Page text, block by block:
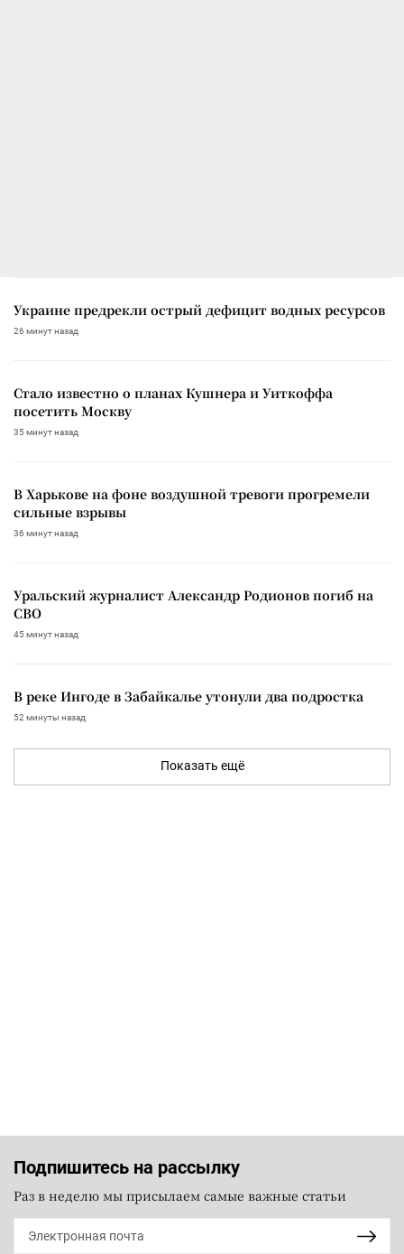
Украине предрекли острый дефицит водных ресурсов
26 минут назад
Стало известно о планах Кушнера и Уиткоффа
посетить Москву
35 минут назад
В Харькове на фоне воздушной тревоги прогремели
сильные взрывы
36 минут назад
Уральский журналист Александр Родионов погиб на
СВО
45 минут назад
В реке Ингоде в Забайкалье утонули два подростка
52 минуты назад
Показать ещё
Подпишитесь на рассылку
Раз в неделю мы присылаем самые важные статьи